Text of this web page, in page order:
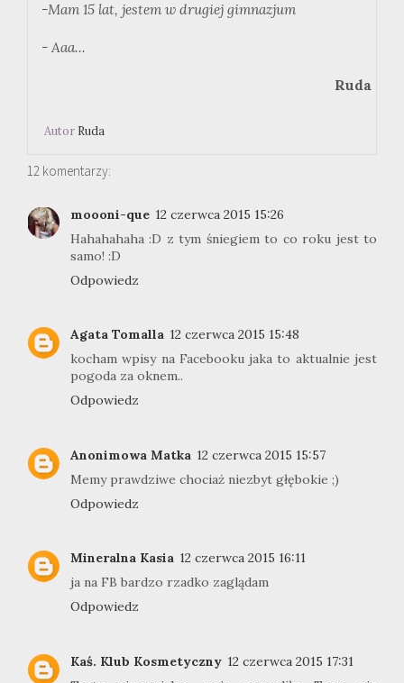
-Mam 15 lat, jestem w drugiej gimnazjum
- Aaa...
Ruda
Autor Ruda
12 komentarzy:
moooni-que 12 czerwca 2015 15:26
Hahahahaha :D z tym śniegiem to co roku jest to
samo! :D
Odpowiedz
Agata Tomalla 12 czerwca 2015 15:48
kocham wpisy na Facebooku jaka to aktualnie jest
pogoda za oknem..
Odpowiedz
Anonimowa Matka 12 czerwca 2015 15:57
Memy prawdziwe chociaż niezbyt głębokie ;)
Odpowiedz
Mineralna Kasia 12 czerwca 2015 16:11
ja na FB bardzo rzadko zaglądam
Odpowiedz
Kaś. Klub Kosmetyczny 12 czerwca 2015 17:31